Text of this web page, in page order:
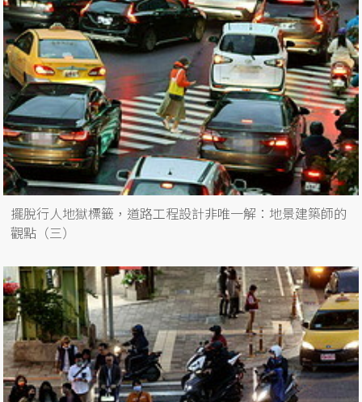
擺脫行人地獄標籤，道路工程設計非唯一解：地景建築師的
觀點（三）